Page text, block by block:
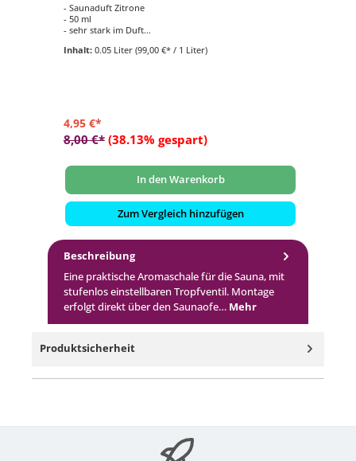
- Saunaduft Zitrone
- 50 ml
- sehr stark im Duft
Inhalt: 0.05 Liter (99,00 €* / 1 Liter)
4,95 €*
8,00 €* (38.13% gespart)
In den Warenkorb
Zum Vergleich hinzufügen
Beschreibung
Eine praktische Aromaschale für die Sauna, mit
stufenlos einstellbaren Tropfventil. Montage
erfolgt direkt über den Saunaofe… Mehr
Produktsicherheit